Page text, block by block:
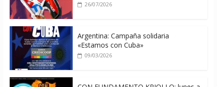
26/07/2026
Argentina: Campaña solidaria
«Estamos con Cuba»
09/03/2026